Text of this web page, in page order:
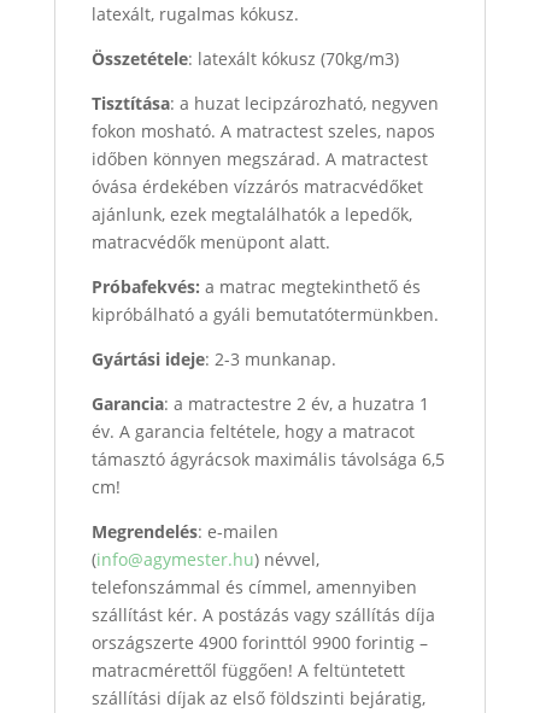
latexált, rugalmas kókusz.
Összetétele: latexált kókusz (70kg/m3)
Tisztítása: a huzat lecipzározható, negyven
fokon mosható. A matractest szeles, napos
időben könnyen megszárad. A matractest
óvása érdekében vízzárós matracvédőket
ajánlunk, ezek megtalálhatók a lepedők,
matracvédők menüpont alatt.
Próbafekvés: a matrac megtekinthető és
kipróbálható a gyáli bemutatótermünkben.
Gyártási ideje: 2-3 munkanap.
Garancia: a matractestre 2 év, a huzatra 1
év. A garancia feltétele, hogy a matracot
támasztó ágyrácsok maximális távolsága 6,5
cm!
Megrendelés: e-mailen
(info@agymester.hu) névvel,
telefonszámmal és címmel, amennyiben
szállítást kér. A postázás vagy szállítás díja
országszerte 4900 forinttól 9900 forintig –
matracmérettől függően! A feltüntetett
szállítási díjak az első földszinti bejáratig,